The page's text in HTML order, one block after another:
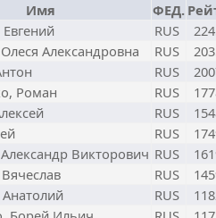
Имя ФЕД.
RUS
Александровна RUS
RUS
Роман RUS
RUS
RUS
Викторович RUS
RUS
RUS